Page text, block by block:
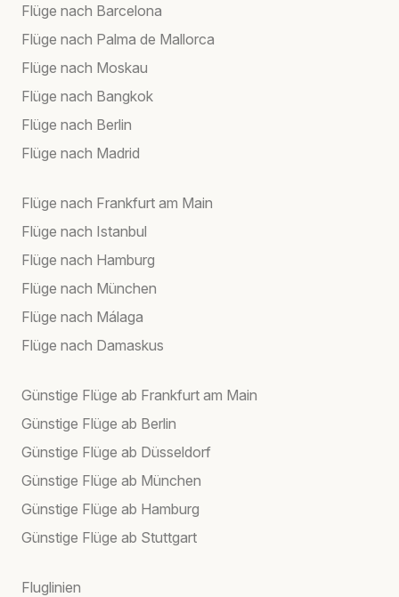
Flüge nach Barcelona
Flüge nach Palma de Mallorca
Flüge nach Moskau
Flüge nach Bangkok
Flüge nach Berlin
Flüge nach Madrid
Flüge nach Frankfurt am Main
Flüge nach Istanbul
Flüge nach Hamburg
Flüge nach München
Flüge nach Málaga
Flüge nach Damaskus
Günstige Flüge ab Frankfurt am Main
Günstige Flüge ab Berlin
Günstige Flüge ab Düsseldorf
Günstige Flüge ab München
Günstige Flüge ab Hamburg
Günstige Flüge ab Stuttgart
Fluglinien